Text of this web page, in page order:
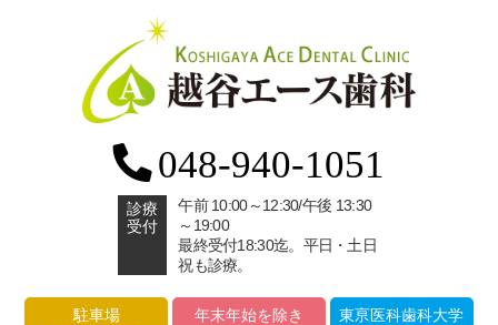
048-940-1051
診療
受付
午前 10:00～12:30/午後 13:30
～19:00
最終受付18:30迄。平日・土日
祝も診療。
駐車場 年末年始を除き 東亰医科歯科大学